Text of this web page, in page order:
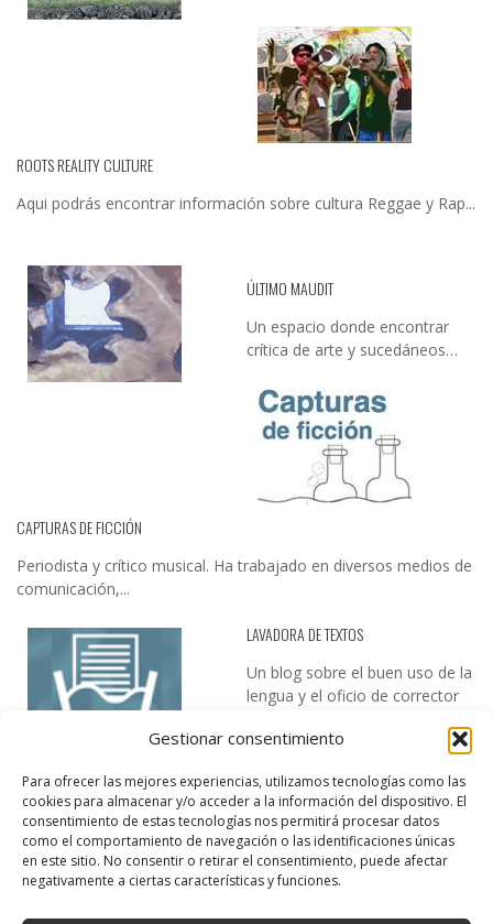
Gestionar consentimiento
Para ofrecer las mejores experiencias, utilizamos tecnologías como las
cookies para almacenar y/o acceder a la información del dispositivo. El
consentimiento de estas tecnologías nos permitirá procesar datos
como el comportamiento de navegación o las identificaciones únicas
en este sitio. No consentir o retirar el consentimiento, puede afectar
negativamente a ciertas características y funciones.
ROOTS REALITY CULTURE
Aqui podrás encontrar información sobre cultura Reggae y Rap...
ÚLTIMO MAUDIT
Un espacio donde encontrar
crítica de arte y sucedáneos…
CAPTURAS DE FICCIÓN
Periodista y crítico musical. Ha trabajado en diversos medios de
comunicación,...
LAVADORA DE TEXTOS
Un blog sobre el buen uso de la
lengua y el oficio de corrector
DESIREE MARTÍN